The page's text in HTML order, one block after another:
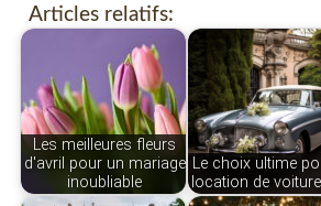
Articles relatifs:
Les meilleures fleurs
d'avril pour un mariage
inoubliable
Le choix ultime
location de